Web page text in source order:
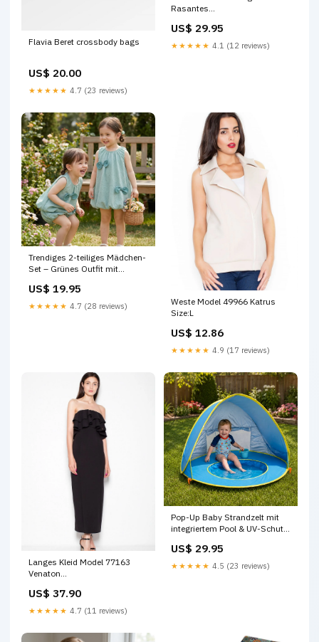
Flavia Beret crossbody bags
US$ 20.00
★★★★★ 4.7 (23 reviews)
Rasantes
Partys und die ganze Familie
plush toys
US$ 29.95
★★★★★ 4.1 (12 reviews)
Trendiges 2-teiliges Mädchen-
Set – Grünes Outfit mit
march 2026
US$ 19.95
★★★★★ 4.7 (28 reviews)
Weste Model 49966 Katrus
Size:L
US$ 12.86
★★★★★ 4.9 (17 reviews)
Langes Kleid Model 77163
Venaton
US$ 37.90
★★★★★ 4.7 (11 reviews)
Pop-Up Baby Strandzelt mit
integriertem Pool & UV-Schutz
Kinder new product july 2026
US$ 29.95
★★★★★ 4.5 (23 reviews)